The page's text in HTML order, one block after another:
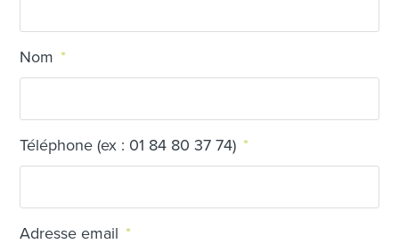
Nom *
Téléphone (ex : 01 84 80 37 74) *
Adresse email *